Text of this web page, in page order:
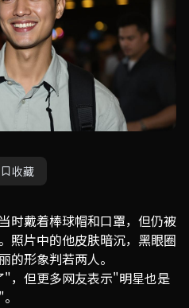
收藏
时戴着棒球帽和口罩，但仍被
照片中的他皮肤暗沉，黑眼圈
的形象判若两人。
，但更多网友表示"明星也是